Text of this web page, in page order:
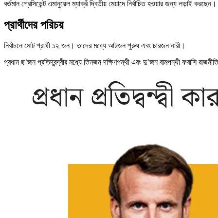
বর্তমান প্রেসিডেন্ট এমানুয়েল ম্যাক্রঁ দ্বিতীয় মেয়াদে নির্বাচিত হওয়ার জন্য লড়াই করছেন।
প্রার্থীদের পরিচয়
নির্বাচনে মোট প্রার্থী ১২ জন। তাদের মধ্যে আটজন পুরুষ এবং চারজন নারী।
প্রধান ছ’জন প্রতিদ্বন্দ্বীর মধ্যে তিনজন দক্ষিণপন্থী এবং দু’জন বামপন্থী ফরাসি